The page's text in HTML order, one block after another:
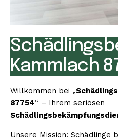
Kammlach
Willkommen bei „
87754“ – Ihrem seriösen
Unsere Mission: Schädlinge